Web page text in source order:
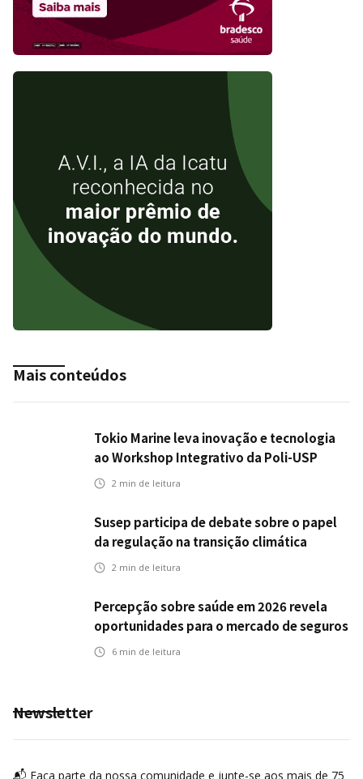
Mais conteúdos
Tokio Marine leva inovação e tecnologia
ao Workshop Integrativo da Poli-USP
2 min de leitura
Susep participa de debate sobre o papel
da regulação na transição climática
2 min de leitura
Percepção sobre saúde em 2026 revela
oportunidades para o mercado de seguros
ampliar cobertura e prevenção
6 min de leitura
Newsletter
📬 Faça parte da nossa comunidade e junte-se aos mais de 75